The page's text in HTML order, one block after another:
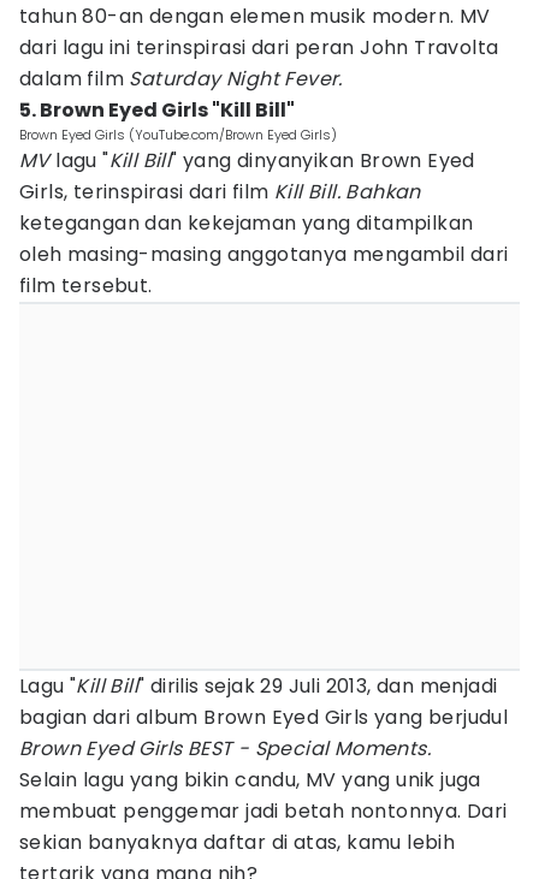
tahun 80-an dengan elemen musik modern. MV
dari lagu ini terinspirasi dari peran John Travolta
dalam film Saturday Night Fever.
5. Brown Eyed Girls "Kill Bill"
Brown Eyed Girls (YouTube.com/Brown Eyed Girls)
MVlagu "Kill Bill" yang dinyanyikan Brown Eyed
Girls, terinspirasi dari film Kill Bill. Bahkan
ketegangan dan kekejaman yang ditampilkan
oleh masing-masing anggotanya mengambil dari
film tersebut.
Lagu "Kill Bill" dirilis sejak 29 Juli 2013, dan menjadi
bagian dari album Brown Eyed Girls yang berjudul
Brown Eyed Girls BEST - Special Moments.
Selain lagu yang bikin candu, MV yang unik juga
membuat penggemar jadi betah nontonnya. Dari
sekian banyaknya daftar di atas, kamu lebih